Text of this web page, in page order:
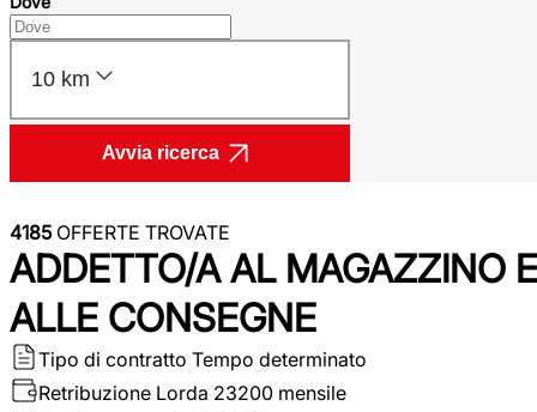
10 km
Avvia ricerca
4185OFFERTE TROVATE
ADDETTO/A AL MAGAZZINO E
ALLE CONSEGNE
Tipo di contratto Tempo determinato
Retribuzione Lorda 23200 mensile